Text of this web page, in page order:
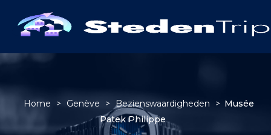
Home > Genève > Bezienswaardigheden > Musée
Patek Philippe